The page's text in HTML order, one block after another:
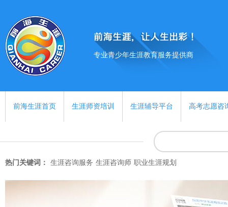
专业青少年生涯教育服务提供商
前海生涯首页 生涯师资培训 生涯辅导平台 高考志愿咨
热门关键词： 生涯咨询服务 生涯咨询师 职业生涯规划